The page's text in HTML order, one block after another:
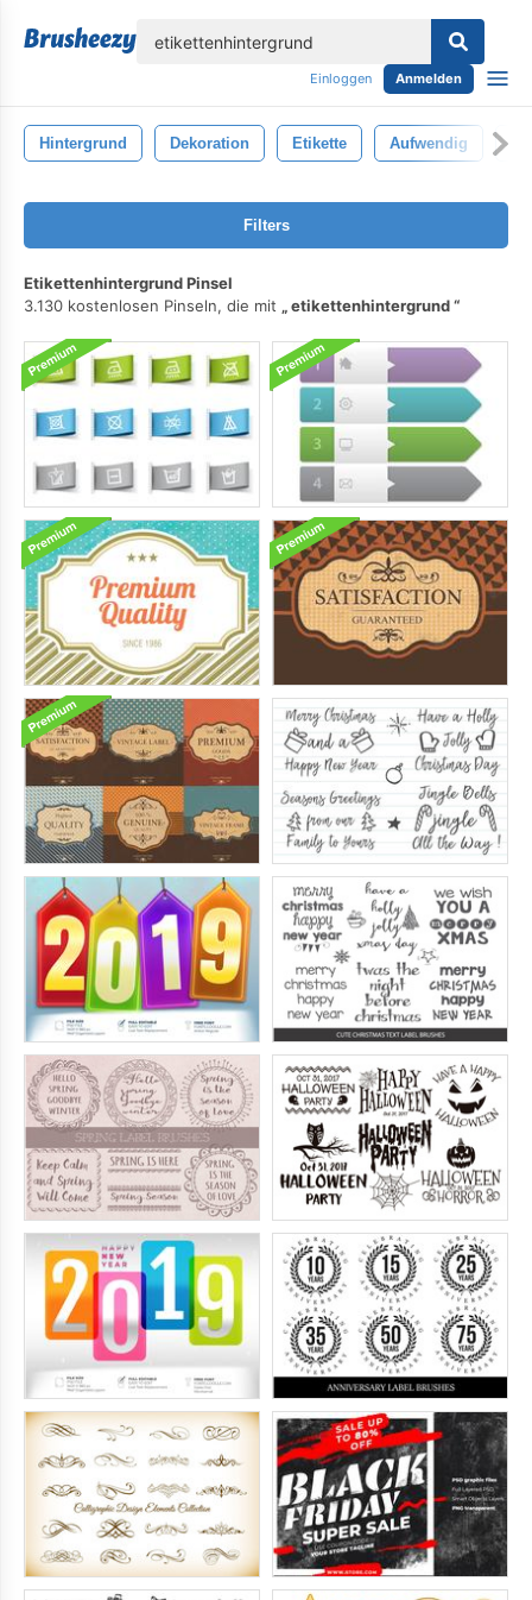
Einloggen Anmelden
Hintergrund Dekoration Etikette Aufwendig
Filters
Etikettenhintergrund Pinsel
3.130 kostenlosen Pinseln, die mit
etikettenhintergrund